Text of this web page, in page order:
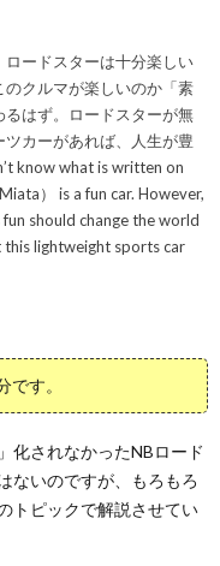
ロードスターは十分楽しい
クルマが楽しいのか「素
はず。ロードスターが無
カーがあれば、人生が豊
know what is written on
） is a fun car. However,
should change the world
this lightweight sports car
す。
化されなかったNBロード
ないのですが、もろもろ
トピックで解説させてい